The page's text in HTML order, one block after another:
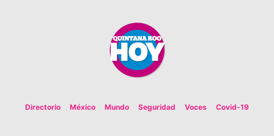
Directorio México Mundo Seguridad Voces Covid-19